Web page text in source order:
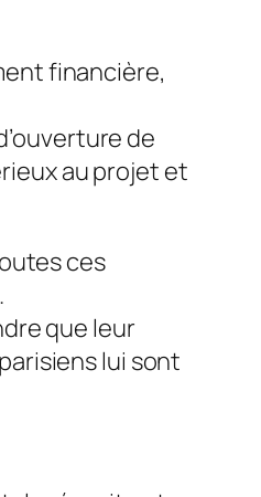
financière,
de
au projet et
ces
que leur
lui sont